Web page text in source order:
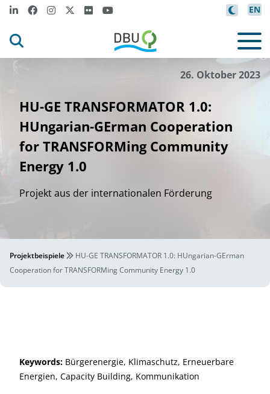
EN
So
l i
d ar
i
t
y Econo
m
26. Oktober 2023
HU-GE TRANSFORMATOR 1.0:
HUngarian-GErman Cooperation
for TRANSFORMing Community
Energy 1.0
Projekt aus der internationalen Förderung
Projektbeispiele
HU-GE TRANSFORMATOR 1.0: HUngarian-GErman
Cooperation for TRANSFORMing Community Energy 1.0
Keywords: Bürgerenergie, Klimaschutz, Erneuerbare
Energien, Capacity Building, Kommunikation